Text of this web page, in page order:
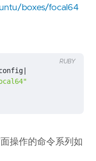
boxes/focal64
RUBY
操作的命令系列如